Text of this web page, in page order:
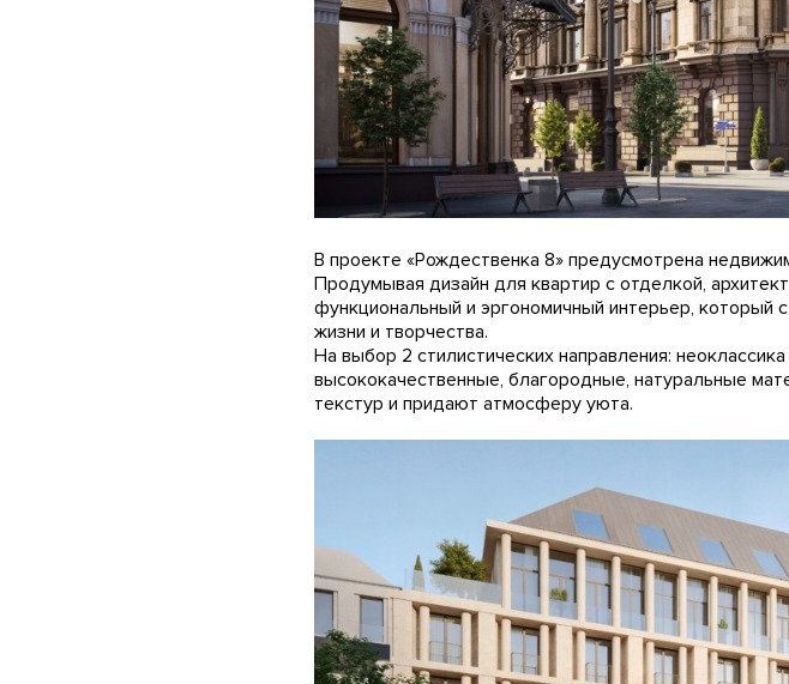
В проекте «Рождественка 8» предусмотрена
Продумывая дизайн для квартир с отделкой,
функциональный и эргономичный интерьер, который
жизни и творчества.
На выбор 2 стилистических направления:
высококачественные, благородные, натуральные
текстур и придают атмосферу уюта.